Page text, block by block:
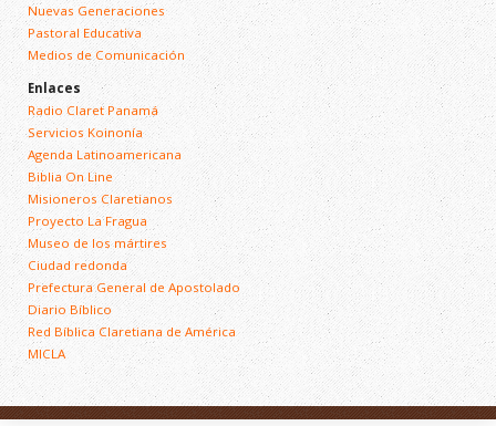
Nuevas Generaciones
Pastoral Educativa
Medios de Comunicación
Enlaces
Radio Claret Panamá
Servicios Koinonía
Agenda Latinoamericana
Biblia On Line
Misioneros Claretianos
Proyecto La Fragua
Museo de los mártires
Ciudad redonda
Prefectura General de Apostolado
Diario Bíblico
Red Bíblica Claretiana de América
MICLA